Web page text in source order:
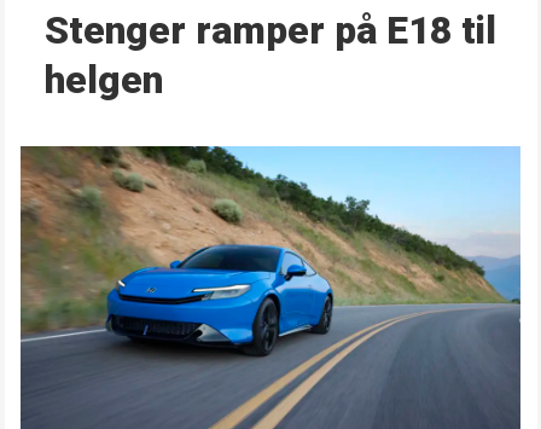
Stenger ramper på E18 til
helgen